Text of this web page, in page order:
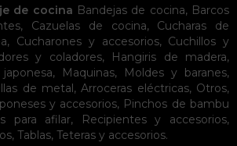
de cocina Bandejas de cocina, Barcos
, Cazuelas de cocina, Cucharas de
, Cucharones y accesorios, Cuchillos y
y coladores, Hangiris de madera,
, Maquinas, Moldes y baranes,
de metal,Arroceras eléctricas, Otros,
y accesorios, Pinchos de bambu
para afilar, Recipientes y accesorios,
, Tablas, Teteras y accesorios.